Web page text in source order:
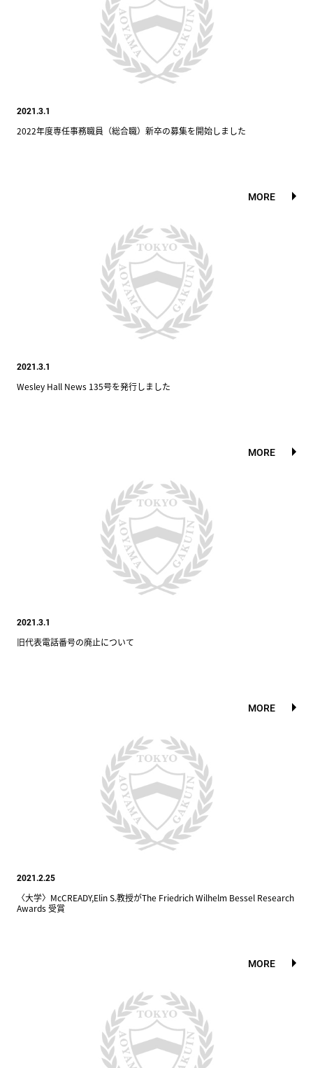
2021.3.1
2022年度専任事務職員（総合職）新卒の募集を開始しました
MORE
2021.3.1
Wesley Hall News 135号を発行しました
MORE
2021.3.1
旧代表電話番号の廃止について
MORE
2021.2.25
〈大学〉McCREADY,Elin S.教授がThe Friedrich Wilhelm Bessel Research
Awards 受賞
MORE